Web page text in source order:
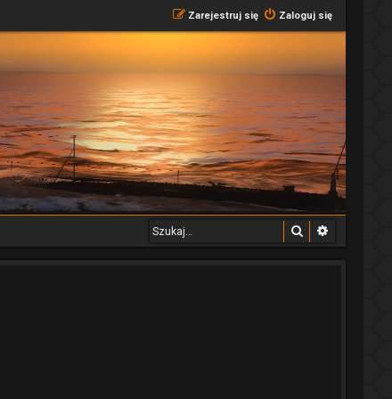
Zaloguj się
Zarejestruj się
Szukaj